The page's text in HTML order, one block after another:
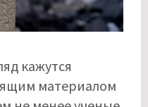
кажутся
материалом